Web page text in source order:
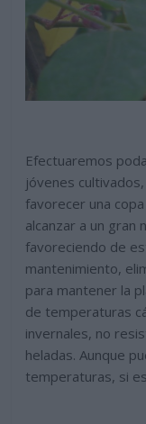
Efectuaremos
jóvenes
favorecer una
alcanzar a un gran
favoreciendo de
mantenimiento,
para mantener la
de temperaturas
invernales, no
heladas. Aunque
temperaturas, si